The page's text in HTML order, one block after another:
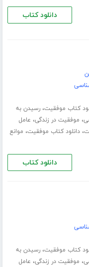
دانلود کتاب
کتاب موفقیت،رسیدن به
، موفقیت در زندگی، عامل
،دانلود کتاب موفقیت، موانع
دانلود کتاب
کتاب موفقیت،رسیدن به
، موفقیت در زندگی، عامل